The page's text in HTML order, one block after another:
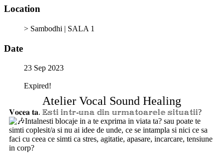
Location
> Sambodhi | SALA 1
Date
23 Sep 2023
Expired!
Atelier Vocal Sound Healing
𝐕𝐨𝐜𝐞𝐚 𝐭𝐚. 𝔼𝕤𝕥𝕚 𝕚𝕟𝕥𝕣-𝕦𝕟𝕒 𝕕𝕚𝕟 𝕦𝕣𝕞𝕒𝕥𝕠𝕒𝕣𝕖𝕝𝕖 𝕤𝕚𝕥𝕦𝕒𝕥𝕚𝕚?
Intalnesti blocaje in a te exprima in viata ta? sau poate te
simti coplesit/a si nu ai idee de unde, ce se intampla si nici ce sa
faci cu ceea ce simti ca stres, agitatie, apasare, incarcare, tensiune
in corp?